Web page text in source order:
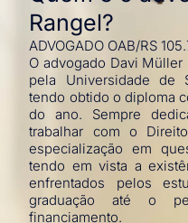
Rangel?​
ADVOGADO OAB/RS
O advogado Davi
pela Universidade de
tendo obtido o diploma
do ano. Sempre
trabalhar com o
especialização em
tendo em vista a
enfrentados pelos
graduação até o
financiamento.